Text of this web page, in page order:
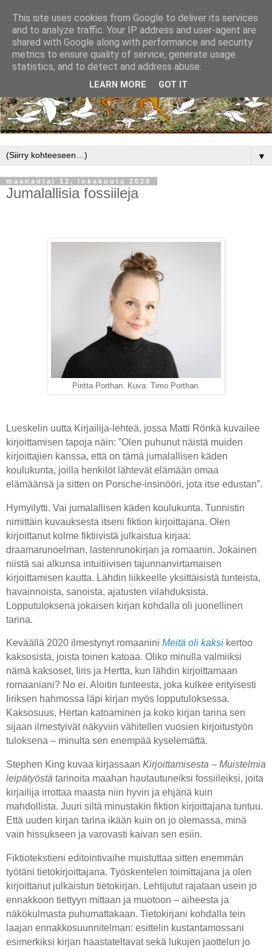
▼
maanantai 12. lokakuuta 2020
Jumalallisia fossiileja
Piritta Porthan. Kuva: Timo Porthan.
Lueskelin uutta Kirjailija-lehteä, jossa Matti Rönkä kuvailee
kirjoittamisen tapoja näin: ”Olen puhunut näistä muiden
kirjoittajien kanssa, että on tämä jumalallisen käden
koulukunta, joilla henkilöt lähtevät elämään omaa
elämäänsä ja sitten on Porsche-insinööri, jota itse edustan”.
Hymyilytti. Vai jumalallisen käden koulukunta. Tunnistin
nimittäin kuvauksesta itseni fiktion kirjoittajana. Olen
kirjoittanut kolme fiktiivistä julkaistua kirjaa:
draamarunoelman, lastenrunokirjan ja romaanin. Jokainen
niistä sai alkunsa intuitiivisen tajunnanvirtamaisen
kirjoittamisen kautta. Lähdin liikkeelle yksittäisistä tunteista,
havainnoista, sanoista, ajatusten vilahduksista.
Lopputuloksena jokaisen kirjan kohdalla oli juonellinen
tarina.
Keväällä 2020 ilmestynyt romaanini Meitä oli kaksi kertoo
kaksosista, joista toinen katoaa. Oliko minulla valmiiksi
nämä kaksoset, Iiris ja Hertta, kun lähdin kirjoittamaan
romaaniani? No ei. Aloitin tunteesta, joka kulkee erityisesti
Iiriksen hahmossa läpi kirjan myös lopputuloksessa.
Kaksosuus, Hertan katoaminen ja koko kirjan tarina sen
sijaan ilmestyivät näkyviin vähitellen vuosien kirjoitustyön
tuloksena – minulta sen enempää kyselemättä.
Stephen King kuvaa kirjassaan Kirjoittamisesta – Muistelmia
leipätyöstä tarinoita maahan hautautuneiksi fossiileiksi, joita
kirjailija irrottaa maasta niin hyvin ja ehjänä kuin
mahdollista. Juuri siltä minustakin fiktion kirjoittajana tuntuu.
Että uuden kirjan tarina ikään kuin on jo olemassa, minä
vain hissukseen ja varovasti kaivan sen esiin.
Fiktiotekstieni editointivaihe muistuttaa sitten enemmän
työtäni tietokirjoittajana. Työskentelen toimittajana ja olen
kirjoittanut julkaistun tietokirjan. Lehtijutut rajataan usein jo
ennakkoon tiettyyn mittaan ja muotoon – aiheesta ja
näkökulmasta puhumattakaan. Tietokirjani kohdalla tein
laajan ennakkosuunnitelman: esittelin kustantamossani
esimerkiksi kirjan haastateltavat sekä lukujen jaottelun jo
This site uses cookies from Google to deliver its services
and to analyze traffic. Your IP address and user-agent are
shared with Google along with performance and security
metrics to ensure quality of service, generate usage
statistics, and to detect and address abuse.
LEARN MORE GOT IT